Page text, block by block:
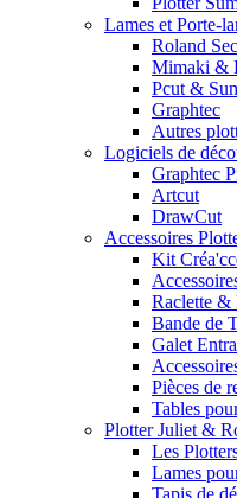
Lames et Porte-
Roland
Mimaki &
Pcut &
Graphtec
Autres
Logiciels de
Graphtec
Artcut
DrawCut
Accessoires
Kit
Raclette &
Bande de
Galet
Pièces de
Tables
Plotter Juliet &
Les
Lames